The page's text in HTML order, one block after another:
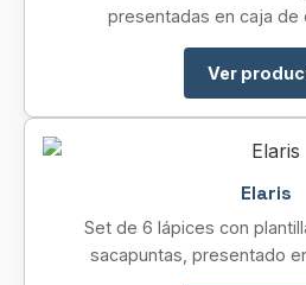
presentadas en caja de
Ver
Elaris
Set de 6 lápices con
sacapuntas, presentado